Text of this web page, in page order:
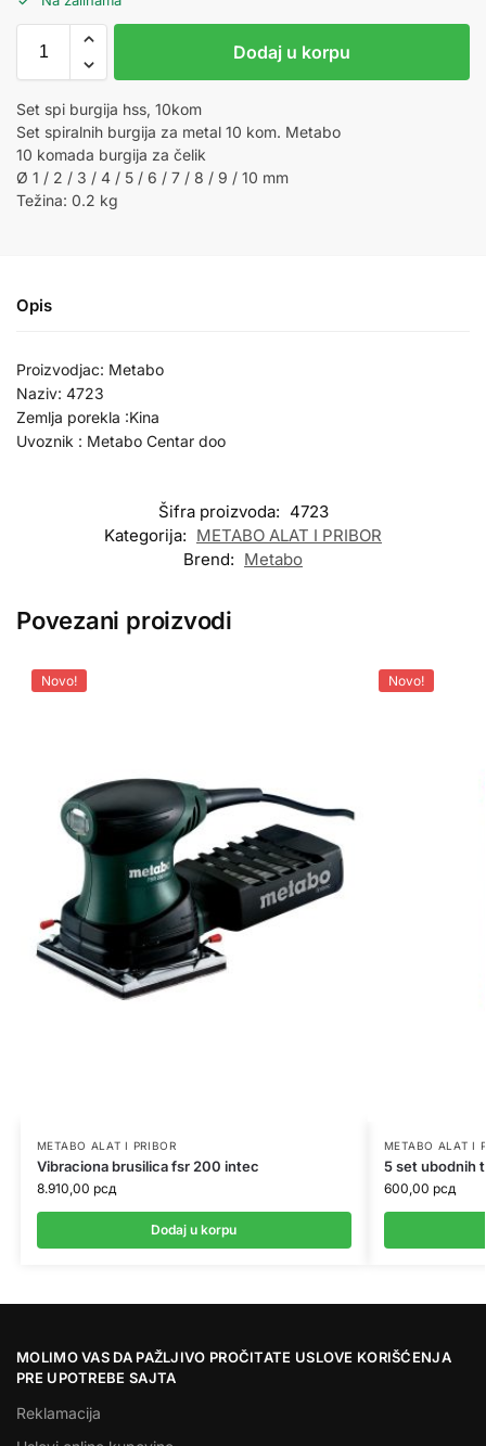
Dodaj u korpu
Set spi burgija hss, 10kom
Set spiralnih burgija za metal 10 kom. Metabo
10 komada burgija za čelik
Ø 1 / 2 / 3 / 4 / 5 / 6 / 7 / 8 / 9 / 10 mm
Težina: 0.2 kg
Opis
Proizvodjac: Metabo
Naziv: 4723
Zemlja porekla :Kina
Uvoznik : Metabo Centar doo
Šifra proizvoda: 4723
Kategorija: METABO ALAT I PRIBOR
Brend: Metabo
Povezani proizvodi
Novo!
METABO ALAT I PRIBOR
Vibraciona brusilica fsr 200 intec
8.910,00 рсд
Dodaj u korpu
Novo!
METABO ALAT I
5 set ubodnih
600,00 рсд
MOLIMO VAS DA PAŽLJIVO PROČITATE USLOVE KORIŠĆENJA
PRE UPOTREBE SAJTA
Reklamacija